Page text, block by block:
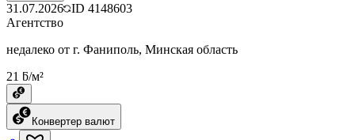
31.07.2026 ID 4148603
Агентство
недалеко от г. Фаниполь, Минская область
21 ƃ/м²
Конвертер валют